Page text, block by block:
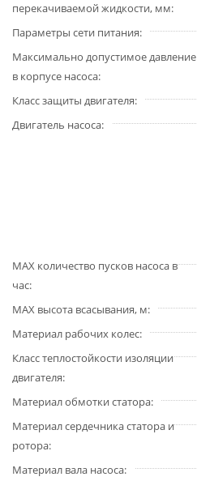
перекачиваемой жидкости, мм
Параметры сети питания
Максимально допустимое давление
в корпусе насоса
Класс защиты двигателя
Двигатель насоса
MAX количество пусков насоса в
час
MAX высота всасывания, м
Материал рабочих колес
Класс теплостойкости изоляции
двигателя
Материал обмотки статора
Материал сердечника статора и
ротора
Материал вала насоса